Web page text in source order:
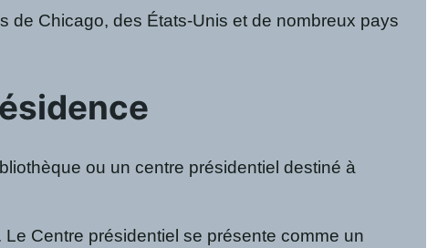
de Chicago, des États-Unis et de nombreux pays
ou un centre présidentiel destiné à
Centre présidentiel se présente comme un